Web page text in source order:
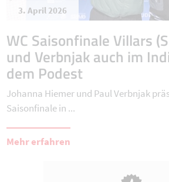
3. April 2026
WC Saisonfinale Villars
und Verbnjak auch im
dem Podest
Johanna Hiemer und Paul Verbnjak
Saisonfinale in ...
Mehr erfahren